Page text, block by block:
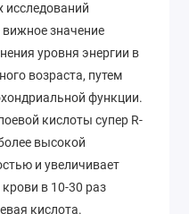
исследований
значение
уровня энергии в
возраста, путем
функции.
кислоты супер R-
высокой
и увеличивает
в 10-30 раз
кислота.